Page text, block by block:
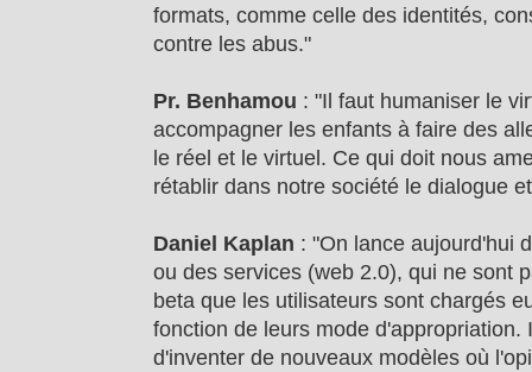
formats, comme celle des identités,
contre les abus."
Pr. Benhamou : "Il faut humaniser le
accompagner les enfants à faire des
le réel et le virtuel. Ce qui doit nous
rétablir dans notre société le dialogue
Daniel Kaplan : "On lance aujourd'hui
ou des services (web 2.0), qui ne sont
beta que les utilisateurs sont chargés
fonction de leurs mode d'appropriation.
d'inventer de nouveaux modèles où